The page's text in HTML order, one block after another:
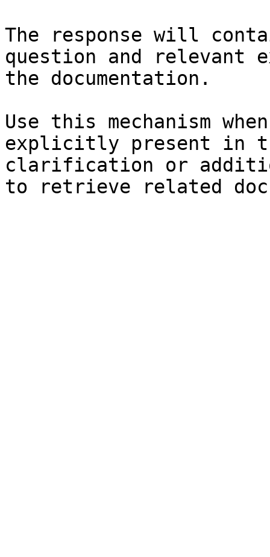
The response will
question and relevant
the documentation.
Use this mechanism
explicitly present in
clarification or